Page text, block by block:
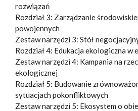
rozwiązań
Rozdział 3: Zarządzanie
powojennych
Zestaw narzędzi 3: Stół
Rozdział 4: Edukacja ekologiczna w
Zestaw narzędzi 4: Kampania na
ekologicznej
Rozdział 5: Budowanie
sytuacjach pokonfliktowych
Zestaw narzędzi 5: Ekosystem o